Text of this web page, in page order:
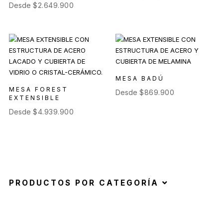
Desde $2.649.900
MESA FOREST
EXTENSIBLE
Desde $4.939.900
MESA BADÚ
Desde$869.900
PRODUCTOS POR CATEGORÍA